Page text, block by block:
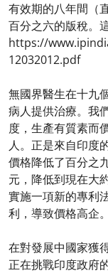
有效期的八年間（
百分之六的版稅。
https://
12032012.pdf
無國界醫生在十九
病人提供治療。我
度，生產有質素而
人。正是來自印度
價格降低了百分之
元，降低到現在大
實施一項新的專利
利，導致價格高企。
在對發展中國家獲
正在挑戰印度政府